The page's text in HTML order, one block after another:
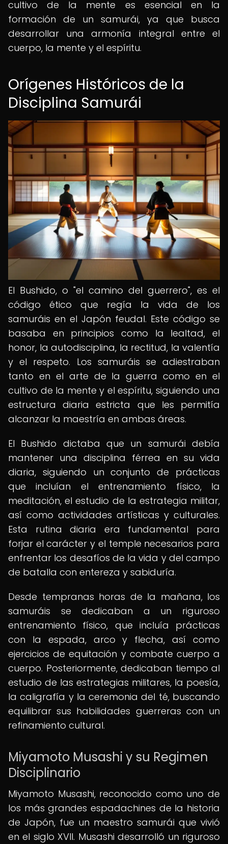
cultivo de la mente es esencial en la
formación de un samurái, ya que busca
desarrollar una armonía integral entre el
cuerpo, la mente y el espíritu.
Orígenes Históricos de la
Disciplina Samurái
El Bushido, o "el camino del guerrero", es el
código ético que regía la vida de los
samuráis en el Japón feudal. Este código se
basaba en principios como la lealtad, el
honor, la autodisciplina, la rectitud, la valentía
y el respeto. Los samuráis se adiestraban
tanto en el arte de la guerra como en el
cultivo de la mente y el espíritu, siguiendo una
estructura diaria estricta que les permitía
alcanzar la maestría en ambas áreas.
El Bushido dictaba que un samurái debía
mantener una disciplina férrea en su vida
diaria, siguiendo un conjunto de prácticas
que incluían el entrenamiento físico, la
meditación, el estudio de la estrategia militar,
así como actividades artísticas y culturales.
Esta rutina diaria era fundamental para
forjar el carácter y el temple necesarios para
enfrentar los desafíos de la vida y del campo
de batalla con entereza y sabiduría.
Desde tempranas horas de la mañana, los
samuráis se dedicaban a un riguroso
entrenamiento físico, que incluía prácticas
con la espada, arco y flecha, así como
ejercicios de equitación y combate cuerpo a
cuerpo. Posteriormente, dedicaban tiempo al
estudio de las estrategias militares, la poesía,
la caligrafía y la ceremonia del té, buscando
equilibrar sus habilidades guerreras con un
refinamiento cultural.
Miyamoto Musashi y su Regimen
Disciplinario
Miyamoto Musashi, reconocido como uno de
los más grandes espadachines de la historia
de Japón, fue un maestro samurái que vivió
en el siglo XVII. Musashi desarrolló un riguroso